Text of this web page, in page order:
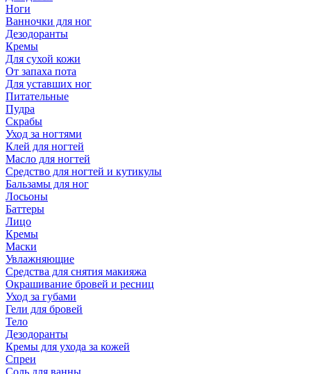
Ноги
Ванночки для ног
Дезодоранты
Кремы
Для сухой кожи
От запаха пота
Для уставших ног
Питательные
Пудра
Скрабы
Уход за ногтями
Клей для ногтей
Масло для ногтей
Средство для ногтей и кутикулы
Бальзамы для ног
Лосьоны
Баттеры
Лицо
Кремы
Маски
Увлажняющие
Средства для снятия макияжа
Окрашивание бровей и ресниц
Уход за губами
Гели для бровей
Тело
Дезодоранты
Кремы для ухода за кожей
Спреи
Соль для ванны